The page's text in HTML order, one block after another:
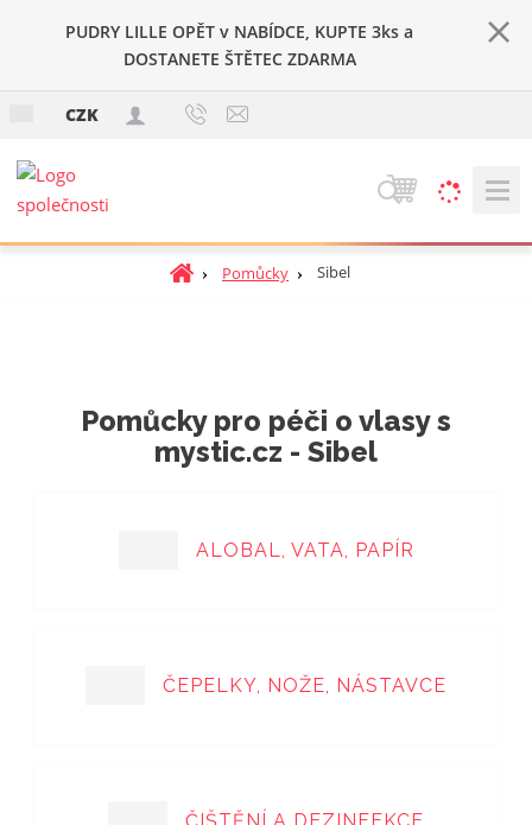
PUDRY LILLE OPĚT v NABÍDCE, KUPTE 3ks a
DOSTANETE ŠTĚTEC ZDARMA
CZK
V
h
Ú
s
t
a
Pomůcky Sibel
Pomůcky pro péči o vlasy s
mystic.cz - Sibel
ALOBAL, VATA, PAPÍR
ČEPELKY, NOŽE, NÁSTAVCE